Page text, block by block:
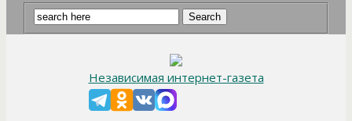
Независимая интернет-газета